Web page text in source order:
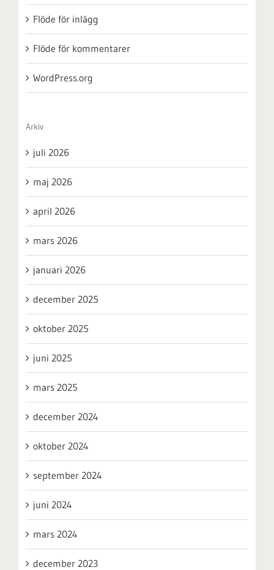
Flöde för inlägg
Flöde för kommentarer
WordPress.org
Arkiv
juli 2026
maj 2026
april 2026
mars 2026
januari 2026
december 2025
oktober 2025
juni 2025
mars 2025
december 2024
oktober 2024
september 2024
juni 2024
mars 2024
december 2023